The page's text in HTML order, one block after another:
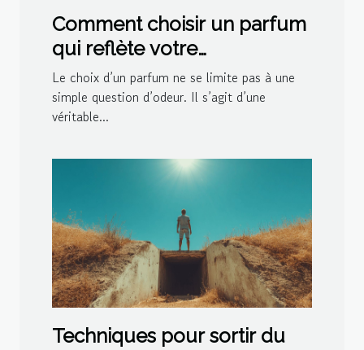
Comment choisir un parfum
qui reflète votre
personnalité?
Le choix d’un parfum ne se limite pas à une
simple question d’odeur. Il s’agit d’une
véritable...
Techniques pour sortir du